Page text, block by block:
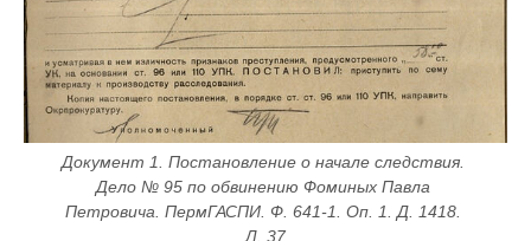
Документ 1. Постановление о начале следствия.
Дело № 95 по обвинению Фоминых Павла
Петровича. ПермГАСПИ. Ф. 641-1. Оп. 1. Д. 1418.
Л. 37